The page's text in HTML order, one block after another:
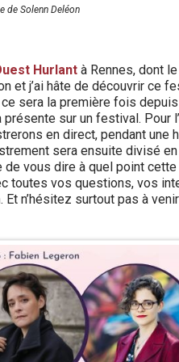
de Solenn Deléon
Hurlant à Rennes, dont
et j’ai hâte de découvrir ce
sera la première fois
sur un festival. Pour
en direct, pendant une
sera ensuite divisé
vous dire à quel point
toutes vos questions, vos
n’hésitez surtout pas à